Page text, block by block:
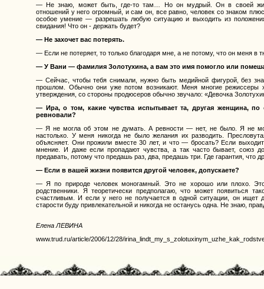
— Не знаю, может быть, где-то там… Но он мудрый. Он в своей
отношений у него огромный, и сам он, все равно, человек со знаком
особое умение — разрешать любую ситуацию и выходить из
свидания! Что он - держать будет?
— Не захочет вас потерять.
— Если не потеряет, то только благодаря мне, а не потому, что он меня в
— У Вани — фамилия Золотухина, а вам это имя помогло или
— Сейчас, чтобы тебя снимали, нужно быть медийной фигурой, без
прошлом. Обычно они уже потом возникают. Меня многие режиссеры
утверждения, со стороны продюсеров обычно звучало: «Девочка
— Ира, о том, какие чувства испытывает та, другая женщина,
ревновали?
— Я не могла об этом не думать. А ревности — нет, не было. Я не
настолько. У меня никогда не было желания их разводить.
объясняет. Они прожили вместе 30 лет, и что — бросать? Если
мнение. И даже если пропадают чувства, а так часто бывает, союз
предавать, потому что предашь раз, два, предашь три. Где гарантия, что
— Если в вашей жизни появится другой человек, допускаете?
— Я по природе человек моногамный. Это не хорошо или плохо.
родственники. Я теоретически предполагаю, что может появиться
счастливым. И если у него не получается в одной ситуации, он ищет
старости буду привлекательной и никогда не останусь одна. Не знаю,
Елена ЛЕВИНА
www.trud.ru/article/2006/12/28/